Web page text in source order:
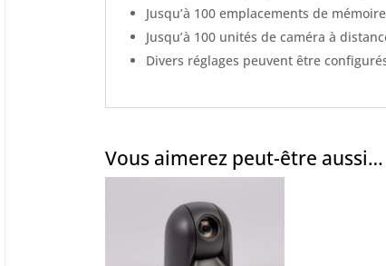
Jusqu’à 100 emplacements de
Jusqu’à 100 unités de caméra à
Divers réglages peuvent être
Vous aimerez peut-être aussi…